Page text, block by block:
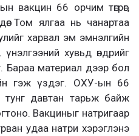
вакцин 66 орчим төгрөг,
Том ялгаа нь чанартаа
харвал эм эмнэлгийн
хувьд өндрийг
Бараа материал дээр бол
гэж үздэг. ОХУ-ын 66
тунг давтан тарьж байж
Вакциныг натригаар
удаа натри хэрэглэнэ